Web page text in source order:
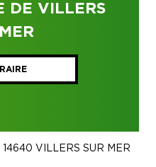
DE VILLERS
VILLERS SUR MER